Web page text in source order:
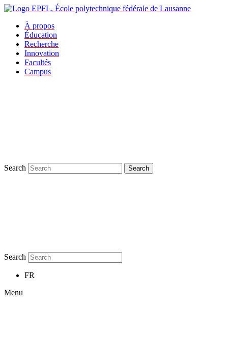
À propos
Éducation
Recherche
Innovation
Facultés
Campus
Search Search
Search
FR
Menu